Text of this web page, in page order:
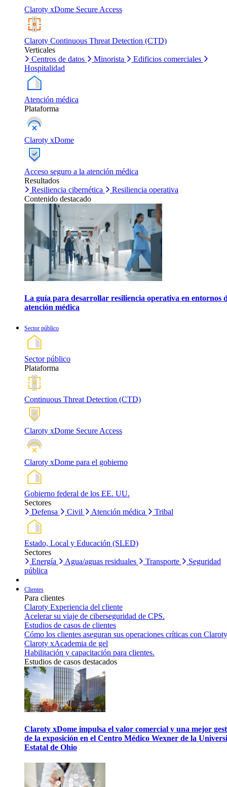
Claroty xDome Secure Access
Claroty Continuous Threat Detection (CTD)
Verticales
Centros de datos
Minorista
Edificios comerciales
Hospitalidad
Atención médica
Plataforma
Claroty xDome
Acceso seguro a la atención médica
Resultados
Resiliencia cibernética
Resiliencia operativa
Contenido destacado
La guía para desarrollar resiliencia operativa en entornos
atención médica
Sector público
Sector público
Plataforma
Continuous Threat Detection (CTD)
Claroty xDome Secure Access
Claroty xDome para el gobierno
Gobierno federal de los EE. UU.
Sectores
Defensa
Civil Atención médica Tribal
Estado, Local y Educación (SLED)
Sectores
Energía
Agua/aguas residuales Transporte
Seguridad
pública
Clientes
Para clientes
Claroty Experiencia del cliente
Acelerar su viaje de ciberseguridad de CPS.
Estudios de casos de clientes
Cómo los clientes aseguran sus operaciones críticas con
Claroty xAcademia de gel
Habilitación y capacitación para clientes.
Estudios de casos destacados
Claroty xDome impulsa el valor comercial y una mejor
de la exposición en el Centro Médico Wexner de la
Estatal de Ohio